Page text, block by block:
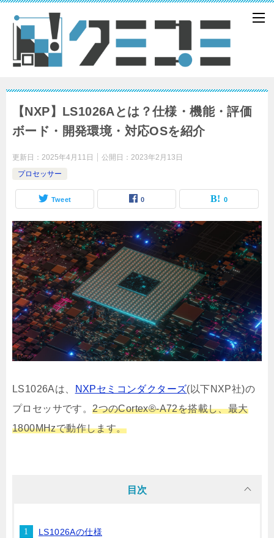
【NXP】LS1026Aとは？仕様・機能・評価
ボード・開発環境・対応OSを紹介
更新日： 2025年4月11日 公開日： 2023年2月13日
プロセッサー
Tweet 0 0
LS1026Aは、 NXPセミコンダクターズ(以下NXP社)の
プロセッサです。2つのCortex®-A72を搭載し、最大
1800MHzで動作します。
目次
LS1026Aの仕様